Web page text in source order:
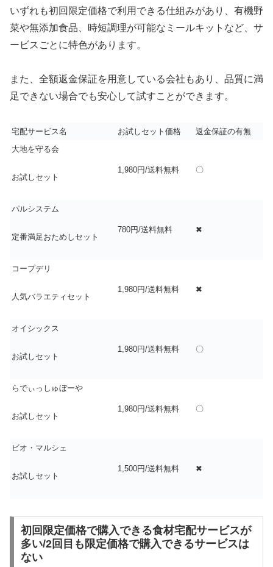
いずれも初回限定価格で利用できる仕組みがあり、有機野
菜や無添加食品、時短調理が可能なミールキットなど、サ
ービスごとに特色があります。
また、全額返金保証を用意している会社もあり、品質に満
足できない場合でも安心して試すことができます。
宅配サービス名 お試しセット価格
返金保証の有無
大地を守る会
お試しセット
1,980円/送料無料 〇
パルシステム
定番満足おためしセット
780円/送料無料 ✖
コープデリ
人気バラエティセット
1,980円/送料無料 ✖
オイシックス
お試しセット
1,980円/送料無料 〇
らでぃっしゅぼーや
お試しセット
1,980円/送料無料 〇
ビオ・マルシェ
お試しセット
1,500円/送料無料 ✖
初回限定価格で購入できる食材宅配サービスが
多い/2回目も限定価格で購入できるサービスは
ない